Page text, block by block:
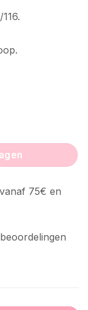
- alleen nog
75€ en